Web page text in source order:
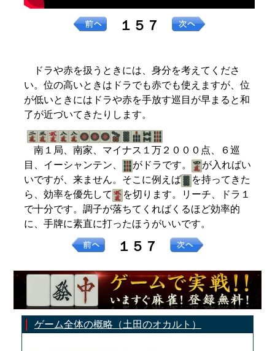
１５７
ドラや赤を扱うときには、身分を考えてくださ
い。位の高いときはドラでも赤でも使えますが、位
が低いときにはドラや赤を手放す巡目が早まると和
了が近づいてきたりします。
南１局、南家、マイナス１万２０００点、６巡
目、イーシャンテン、
がドラです。
が入ればい
いですが、来ません。そこに例えば
を持ってきた
ら、効率を優先して
を切ります。リーチ、ドラ１
で十分です。調子が落ちてくればくるほど効率的
に、手牌に素直に打ったほうがいいです。
１５７
ゲーム全体の概略（土田のオカルト）